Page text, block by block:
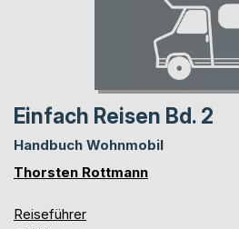
Einfach Reisen Bd. 2
Handbuch Wohnmobil
Thorsten Rottmann
Reiseführer